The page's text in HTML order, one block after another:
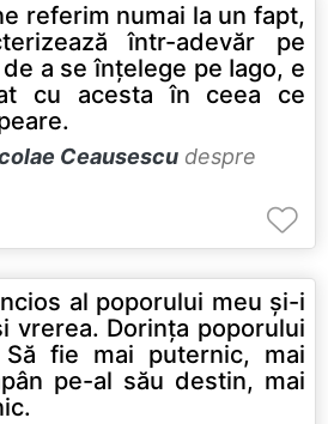
referim numai la un fapt,
într-adevăr pe
a se înţelege pe Iago, e
cu acesta în ceea ce
Ceausescu despre
al poporului meu şi-i
vrerea. Dorinţa poporului
fie mai puternic, mai
pe-al său destin, mai